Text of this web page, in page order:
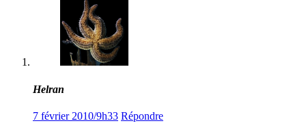
Helran
7 février 2010/9h33 Répondre